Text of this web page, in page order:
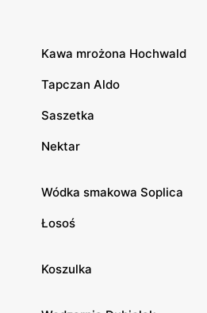
Kawa mrożona Hochwald
Tapczan Aldo
Saszetka
Nektar
Wódka smakowa Soplica
Łosoś
Koszulka